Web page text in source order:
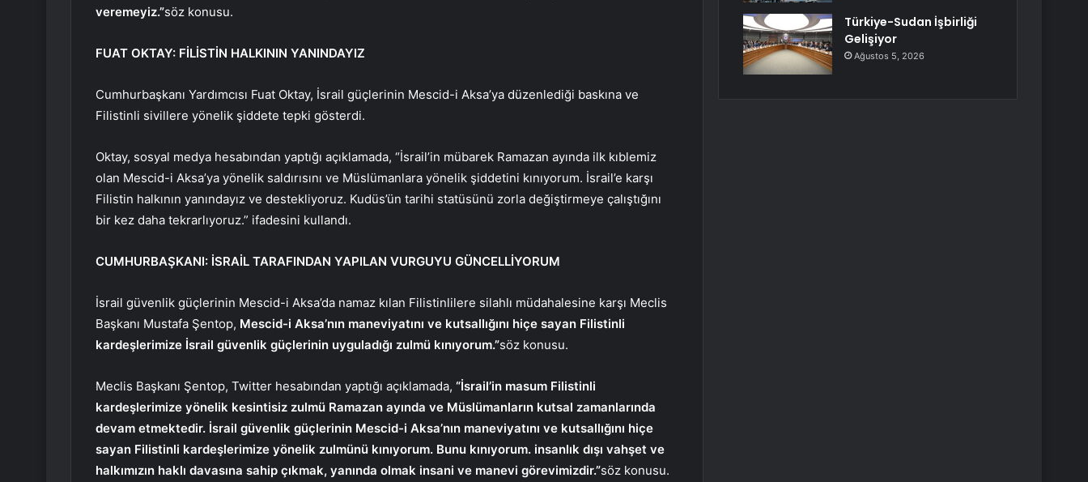
veremeyiz.”söz konusu.
FUAT OKTAY: FİLİSTİN HALKININ YANINDAYIZ
Cumhurbaşkanı Yardımcısı Fuat Oktay, İsrail güçlerinin Mescid-i Aksa’ya düzenlediği baskına ve
Filistinli sivillere yönelik şiddete tepki gösterdi.
Oktay, sosyal medya hesabından yaptığı açıklamada, “İsrail’in mübarek Ramazan ayında ilk kıblemiz
olan Mescid-i Aksa’ya yönelik saldırısını ve Müslümanlara yönelik şiddetini kınıyorum. İsrail’e karşı
Filistin halkının yanındayız ve destekliyoruz. Kudüs’ün tarihi statüsünü zorla değiştirmeye çalıştığını
bir kez daha tekrarlıyoruz.” ifadesini kullandı.
CUMHURBAŞKANI: İSRAİL TARAFINDAN YAPILAN VURGUYU GÜNCELLİYORUM
İsrail güvenlik güçlerinin Mescid-i Aksa’da namaz kılan Filistinlilere silahlı müdahalesine karşı Meclis
Başkanı Mustafa Şentop, Mescid-i Aksa’nın maneviyatını ve kutsallığını hiçe sayan Filistinli
kardeşlerimize İsrail güvenlik güçlerinin uyguladığı zulmü kınıyorum.”söz konusu.
Meclis Başkanı Şentop, Twitter hesabından yaptığı açıklamada, “İsrail’in masum Filistinli
kardeşlerimize yönelik kesintisiz zulmü Ramazan ayında ve Müslümanların kutsal zamanlarında
devam etmektedir. İsrail güvenlik güçlerinin Mescid-i Aksa’nın maneviyatını ve kutsallığını hiçe
sayan Filistinli kardeşlerimize yönelik zulmünü kınıyorum. Bunu kınıyorum. insanlık dışı vahşet ve
halkımızın haklı davasına sahip çıkmak, yanında olmak insani ve manevi görevimizdir.”söz konusu.
Türkiye-Sudan İşbirliği
Gelişiyor
Ağustos 5, 2026